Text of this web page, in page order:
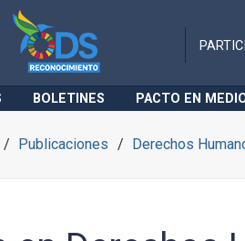
BOLETINES PACTO EN
Publicaciones Derechos